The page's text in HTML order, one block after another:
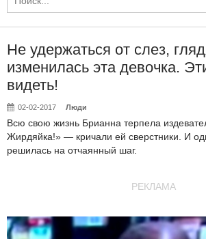
Не удержаться от слез,
изменилась эта девочка.
видеть!
02-02-2017 Люди
Всю свою жизнь Брианна терпела
Жирдяйка!» — кричали ей сверстники. И
решилась на отчаянный шаг.
РЕКЛАМА